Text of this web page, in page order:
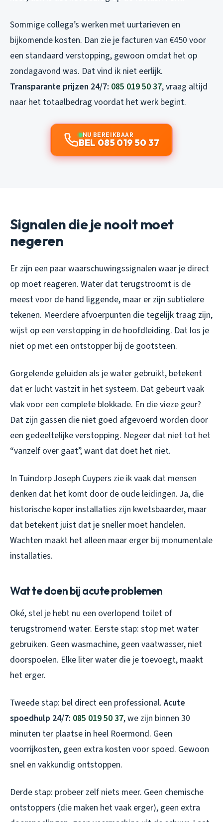
Sommige collega’s werken met uurtarieven en
bijkomende kosten. Dan zie je facturen van €450 voor
een standaard verstopping, gewoon omdat het op
zondagavond was. Dat vind ik niet eerlijk.
Transparante prijzen 24/7: 085 019 50 37, vraag altijd
naar het totaalbedrag voordat het werk begint.
NU BEREIKBAAR
BEL 085 019 50 37
Signalen die je nooit moet
negeren
Er zijn een paar waarschuwingssignalen waar je direct
op moet reageren. Water dat terugstroomt is de
meest voor de hand liggende, maar er zijn subtielere
tekenen. Meerdere afvoerpunten die tegelijk traag zijn,
wijst op een verstopping in de hoofdleiding. Dat los je
niet op met een ontstopper bij de gootsteen.
Gorgelende geluiden als je water gebruikt, betekent
dat er lucht vastzit in het systeem. Dat gebeurt vaak
vlak voor een complete blokkade. En die vieze geur?
Dat zijn gassen die niet goed afgevoerd worden door
een gedeeltelijke verstopping. Negeer dat niet tot het
“vanzelf over gaat”, want dat doet het niet.
In Tuindorp Joseph Cuypers zie ik vaak dat mensen
denken dat het komt door de oude leidingen. Ja, die
historische koper installaties zijn kwetsbaarder, maar
dat betekent juist dat je sneller moet handelen.
Wachten maakt het alleen maar erger bij monumentale
installaties.
Wat te doen bij acute problemen
Oké, stel je hebt nu een overlopend toilet of
terugstromend water. Eerste stap: stop met water
gebruiken. Geen wasmachine, geen vaatwasser, niet
doorspoelen. Elke liter water die je toevoegt, maakt
het erger.
Tweede stap: bel direct een professional. Acute
spoedhulp 24/7: 085 019 50 37, we zijn binnen 30
minuten ter plaatse in heel Roermond. Geen
voorrijkosten, geen extra kosten voor spoed. Gewoon
snel en vakkundig ontstoppen.
Derde stap: probeer zelf niets meer. Geen chemische
ontstoppers (die maken het vaak erger), geen extra